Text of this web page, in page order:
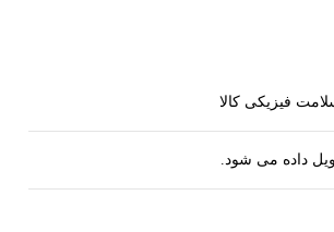
فیزیکی کالا